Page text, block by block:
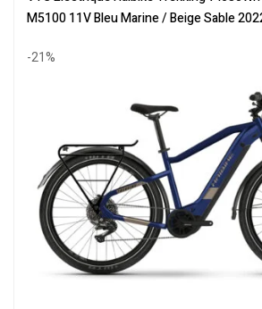
M5100 11V Bleu Marine / Beige Sable
-21%